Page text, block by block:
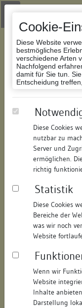
Cookie-
Diese Website
bestmögliches
verschiedene Arten
Nachfolgend
damit für Sie tun.
Entscheidung
Diese Cookies
nutzbar zu
Server und
ermöglichen.
richtig
Statistik
Diese Cookies
Bereiche der
was wir noch
Website
Wenn wir
Website
Inhalte
Darstellung
Zur Navigation springen
Zum Inhalt der Website
Datenbank
178928152021/
Datenbestand:
Objektdaten
Straße:
Hausnummer:
Postleitzahl:
Stadt-Teilort:
Regierungsbezirk: